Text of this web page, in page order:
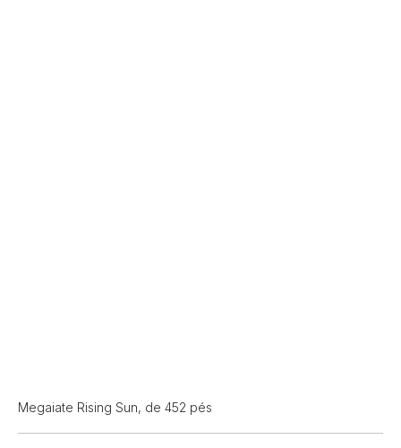
Megaiate Rising Sun, de 452 pés